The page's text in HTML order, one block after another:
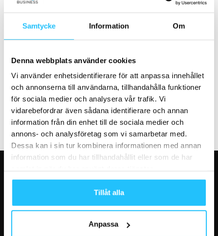
Samtycke Information Om
Denna webbplats använder cookies
Vi använder enhetsidentifierare för att anpassa innehållet
och annonserna till användarna, tillhandahålla funktioner
för sociala medier och analysera vår trafik. Vi
vidarebefordrar även sådana identifierare och annan
information från din enhet till de sociala medier och
annons- och analysföretag som vi samarbetar med.
Dessa kan i sin tur kombinera informationen med annan
information som du har tillhandahållit eller som de har
Tillåt alla
Anpassa
Digitalt
WiseGym – allt i ett system
Digitalt
Twiik sluter avtal med USA-
baserade From Me To You
Movement –...
VÅRA FAVORITER
Nike satsar på hybridträning när Hyrox formar
nästa stora kategori